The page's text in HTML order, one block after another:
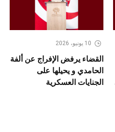
10 يونيو، 2026
القضاء يرفض الإفراج عن ألفة
الحامدي و يحيلها على
الجنايات العسكرية